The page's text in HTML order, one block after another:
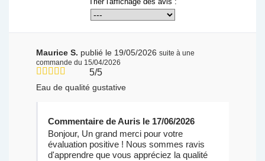
Maurice S. publié le 19/05/2026 suite à une
commande du 15/04/2026
5/5
Eau de qualité gustative
Commentaire de Auris le 17/06/2026
Bonjour, Un grand merci pour votre
évaluation positive ! Nous sommes ravis
d'apprendre que vous appréciez la qualité